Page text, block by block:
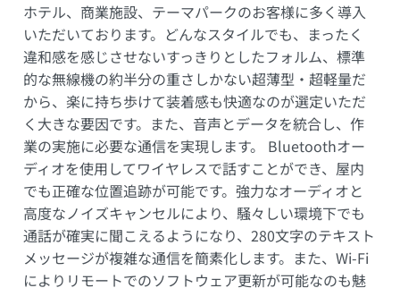
ホテル、商業施設、テーマパークのお客様に多く導入
いただいております。どんなスタイルでも、まったく
違和感を感じさせないすっきりとしたフォルム、標準
的な無線機の約半分の重さしかない超薄型・超軽量だ
から、楽に持ち歩けて装着感も快適なのが選定いただ
く大きな要因です。また、音声とデータを統合し、作
業の実施に必要な通信を実現します。 Bluetoothオー
ディオを使用してワイヤレスで話すことができ、屋内
でも正確な位置追跡が可能です。強力なオーディオと
高度なノイズキャンセルにより、騒々しい環境下でも
通話が確実に聞こえるようになり、280文字のテキスト
メッセージが複雑な通信を簡素化します。また、Wi-Fi
によりリモートでのソフトウェア更新が可能なのも魅